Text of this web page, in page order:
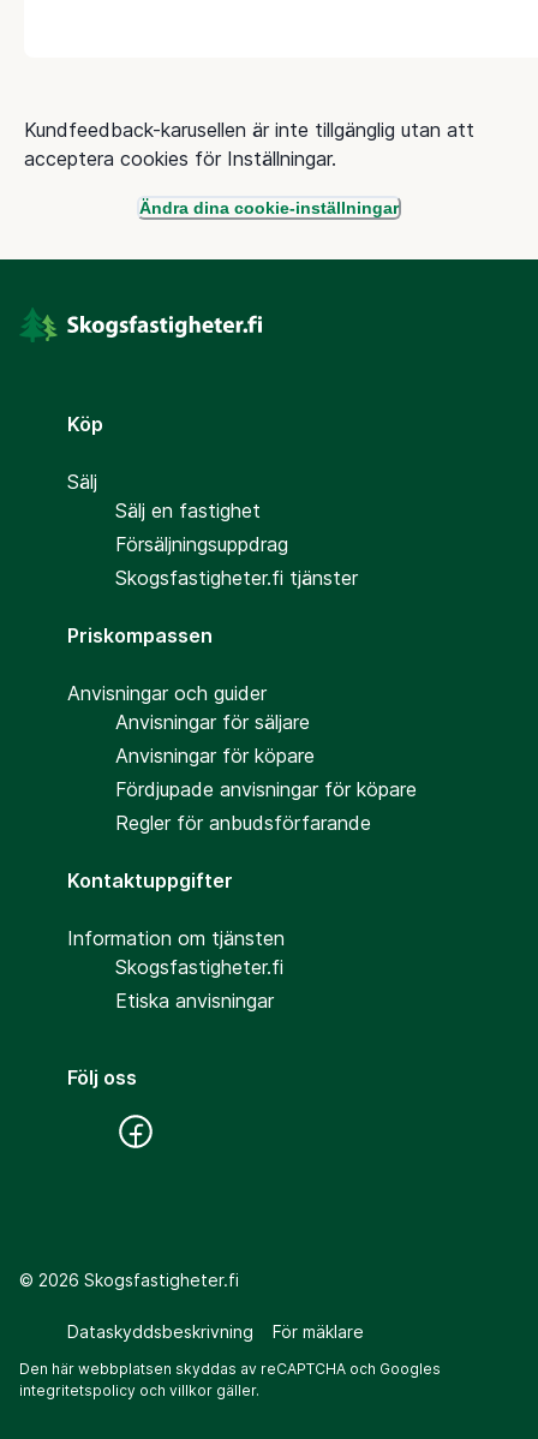
Kundfeedback-karusellen är inte tillgänglig utan att
acceptera cookies för Inställningar.
Ändra dina cookie-inställningar
Köp
Sälj
Sälj en fastighet
Försäljningsuppdrag
Skogsfastigheter.fi tjänster
Priskompassen
Anvisningar och guider
Anvisningar för säljare
Anvisningar för köpare
Fördjupade anvisningar för köpare
Regler för anbudsförfarande
Kontaktuppgifter
Information om tjänsten
Skogsfastigheter.fi
Etiska anvisningar
Följ oss
© 2026 Skogsfastigheter.fi
Dataskyddsbeskrivning För mäklare
Den här webbplatsen skyddas av reCAPTCHA och Googles
integritetspolicy och villkor gäller.